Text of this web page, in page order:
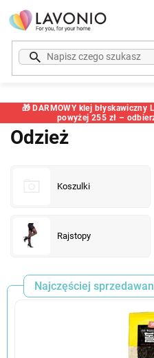
Przejść
do
treści
🎁 DARMOWY klej
powyżej 255 zł –
Odzież
Koszulki
Rajstopy
Najczęściej